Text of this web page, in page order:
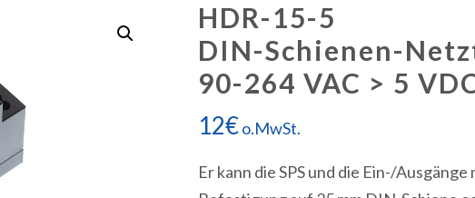
HDR-15-5
DIN-Schienen-
90-264 VAC > 5
12€ o.MwSt.
Er kann die SPS und die Ein-/